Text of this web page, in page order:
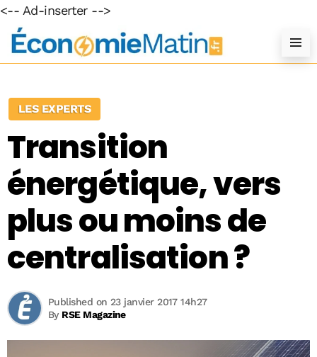
<-- Ad-inserter -->
LES EXPERTS
Transition
énergétique, vers
plus ou moins de
centralisation ?
By RSE Magazine
Published on 23 janvier 2017 14h27